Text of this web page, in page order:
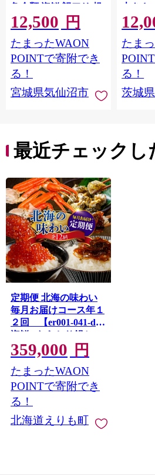
魚介類 海鮮 訳アリ 規
格外 不揃い さけ サケ
鮭切身 シャケ 切り身
冷凍 家庭用 おかず 弁
当 支援 サーモン 銀鮭
切り身 魚 わけあり
12,500 円
たまったWAON
POINTで寄附でき
る！
宮城県気仙沼市
大きさ
レ・山
鰻 ふぞ
な重 ひ
茨城 八
と納税
たま
る！
茨城
最近チェックし
定期便 北海の味わい
毎月お届けコース年１
２回 【er001-041-d】
海鮮 / たらちり鍋セッ
ト 毛がに 松前漬 数の
子 紅鮭 たらこ ずわい
がに ボイル済み 時
鮭 灯台つぶ つぶ貝
鮭切身 いくら 醤油漬
ししゃも 刺身用 海鮮
定期便 魚介 北海道 え
359,000 円
たまったWAON
POINTで寄附でき
る！
北海道えりも町